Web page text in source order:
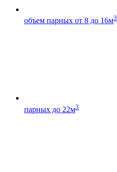
объем парных от 8 до 16м3
парных до 22м3